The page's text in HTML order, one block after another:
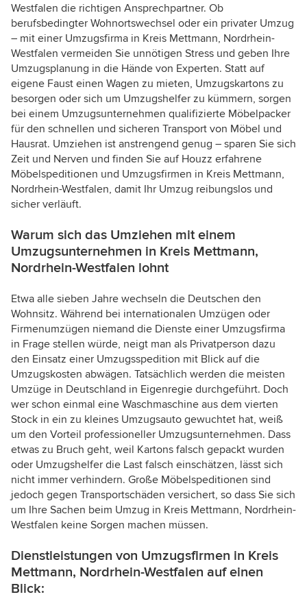
Westfalen die richtigen Ansprechpartner. Ob
berufsbedingter Wohnortswechsel oder ein privater Umzug
– mit einer Umzugsfirma in Kreis Mettmann, Nordrhein-
Westfalen vermeiden Sie unnötigen Stress und geben Ihre
Umzugsplanung in die Hände von Experten. Statt auf
eigene Faust einen Wagen zu mieten, Umzugskartons zu
besorgen oder sich um Umzugshelfer zu kümmern, sorgen
bei einem Umzugsunternehmen qualifizierte Möbelpacker
für den schnellen und sicheren Transport von Möbel und
Hausrat. Umziehen ist anstrengend genug – sparen Sie sich
Zeit und Nerven und finden Sie auf Houzz erfahrene
Möbelspeditionen und Umzugsfirmen in Kreis Mettmann,
Nordrhein-Westfalen, damit Ihr Umzug reibungslos und
sicher verläuft.
Warum sich das Umziehen mit einem
Umzugsunternehmen in Kreis Mettmann,
Nordrhein-Westfalen lohnt
Etwa alle sieben Jahre wechseln die Deutschen den
Wohnsitz. Während bei internationalen Umzügen oder
Firmenumzügen niemand die Dienste einer Umzugsfirma
in Frage stellen würde, neigt man als Privatperson dazu
den Einsatz einer Umzugsspedition mit Blick auf die
Umzugskosten abwägen. Tatsächlich werden die meisten
Umzüge in Deutschland in Eigenregie durchgeführt. Doch
wer schon einmal eine Waschmaschine aus dem vierten
Stock in ein zu kleines Umzugsauto gewuchtet hat, weiß
um den Vorteil professioneller Umzugsunternehmen. Dass
etwas zu Bruch geht, weil Kartons falsch gepackt wurden
oder Umzugshelfer die Last falsch einschätzen, lässt sich
nicht immer verhindern. Große Möbelspeditionen sind
jedoch gegen Transportschäden versichert, so dass Sie sich
um Ihre Sachen beim Umzug in Kreis Mettmann, Nordrhein-
Westfalen keine Sorgen machen müssen.
Dienstleistungen von Umzugsfirmen in Kreis
Mettmann, Nordrhein-Westfalen auf einen
Blick: